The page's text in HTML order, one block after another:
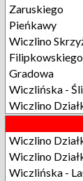
Zaruskiego
Pieńkawy
Wiczlino
Filipkowskiego
Gradowa
Wiczlińska -
Wiczlino
Wiczlino
Wiczlino
Wiczlińska -